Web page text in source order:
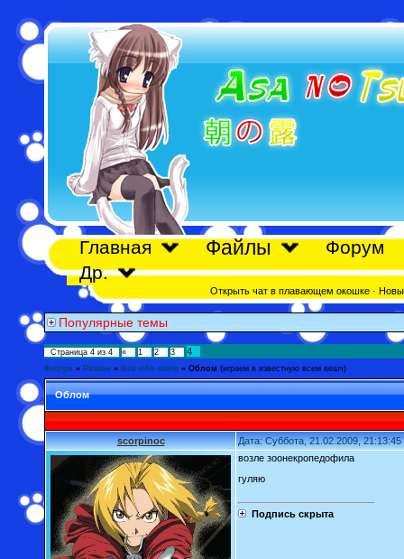
Главная Файлы
Форум
Др.
Открыть чат в плавающем окошке·
Популярные темы
Страница 4 из 4 « 1 2 3 4
Форум » Разное » Все обо всем » Облом (играем в известную всем вешч)
Облом
scorpinoc Дата: Суббота, 21.02.2009,
возле зоонекропедофила
гуляю
Подпись скрыта